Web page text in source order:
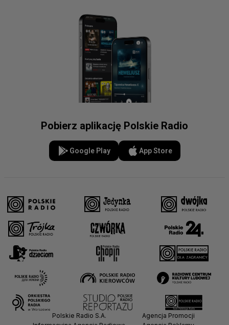
Pobierz aplikację Polskie Radio
Google Play App Store
Polskie Radio S.A.
Agencja Promocji